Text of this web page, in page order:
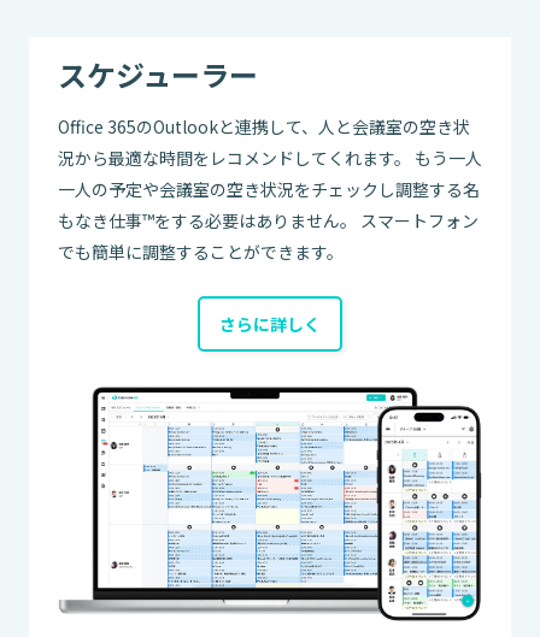
スケジューラー
Office 365のOutlookと連携して、人と会議室の空き状
況から最適な時間をレコメンドしてくれます。 もう一人
一人の予定や会議室の空き状況をチェックし調整する名
もなき仕事™をする必要はありません。 スマートフォン
でも簡単に調整することができます。
さらに詳しく